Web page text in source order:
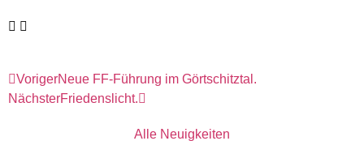
VorigerNeue FF-Führung im Görtschitztal.
NächsterFriedenslicht.
Alle Neuigkeiten